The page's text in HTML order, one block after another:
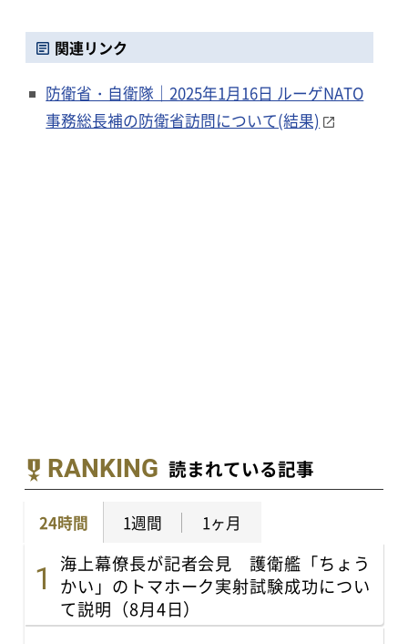
関連リンク
防衛省・自衛隊｜2025年1月16日 ルーゲNATO
事務総長補の防衛省訪問について(結果)
RANKING 読まれている記事
24時間 1週間 1ヶ月
海上幕僚長が記者会見 護衛艦「ちょう
かい」のトマホーク実射試験成功につい
て説明（8月4日）